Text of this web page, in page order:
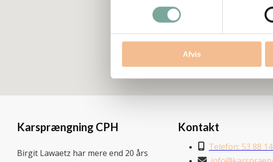
Afvis
Karsprængning CPH
Birgit Lawaetz har mere end 20 års
Kontakt
Telefon: 53 88